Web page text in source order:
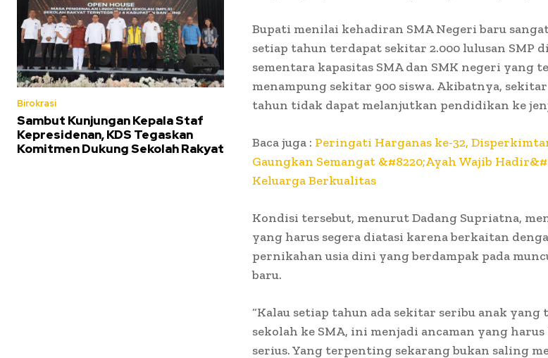
Birokrasi
Sambut Kunjungan Kepala Staf
Kepresidenan, KDS Tegaskan
Komitmen Dukung Sekolah Rakyat
Bupati menilai kehadiran SMA Negeri baru
setiap tahun terdapat sekitar 2.000 lulusan SMP
sementara kapasitas SMA dan SMK negeri yang
menampung sekitar 900 siswa. Akibatnya, sekitar
tahun tidak dapat melanjutkan pendidikan ke
Baca juga : Peringati Harganas ke-32,
Gaungkan Semangat &#8220;Ayah Wajib
Keluarga Berkualitas
Kondisi tersebut, menurut Dadang Supriatna,
yang harus segera diatasi karena berkaitan
pernikahan usia dini yang berdampak pada
baru.
“Kalau setiap tahun ada sekitar seribu anak
sekolah ke SMA, ini menjadi ancaman yang
serius. Yang terpenting sekarang bukan saling